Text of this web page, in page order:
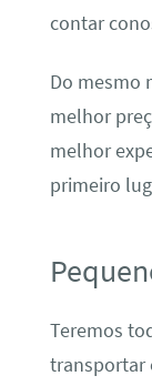
contar
Do mesmo
melhor
melhor
primeiro
Teremos
transportar